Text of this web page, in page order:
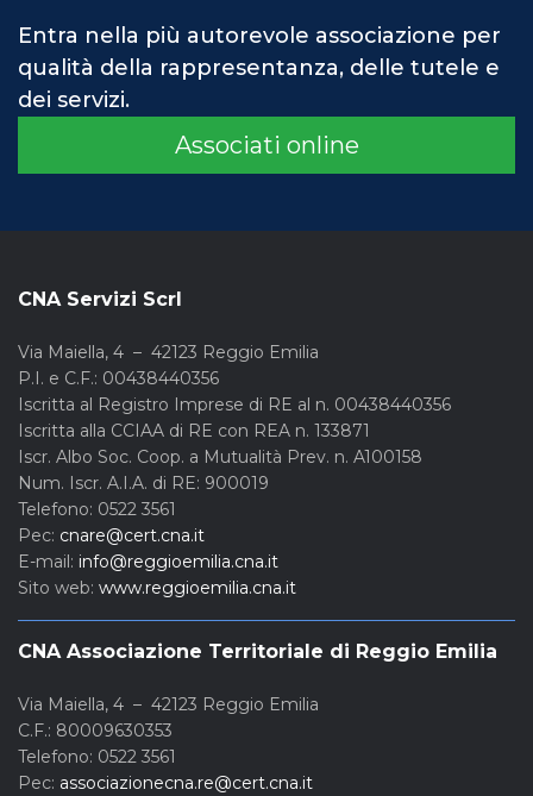
Entra nella più autorevole associazione per
qualità della rappresentanza, delle tutele e
dei servizi.
Associati online
CNA Servizi Scrl
Via Maiella, 4 – 42123 Reggio Emilia
P.I. e C.F.: 00438440356
Iscritta al Registro Imprese di RE al n. 00438440356
Iscritta alla CCIAA di RE con REA n. 133871
Iscr. Albo Soc. Coop. a Mutualità Prev. n. A100158
Num. Iscr. A.I.A. di RE: 900019
Telefono: 0522 3561
Pec: cnare@cert.cna.it
E-mail: info@reggioemilia.cna.it
Sito web: www.reggioemilia.cna.it
CNA Associazione Territoriale di Reggio Emilia
Via Maiella, 4 – 42123 Reggio Emilia
C.F.: 80009630353
Telefono: 0522 3561
Pec: associazionecna.re@cert.cna.it